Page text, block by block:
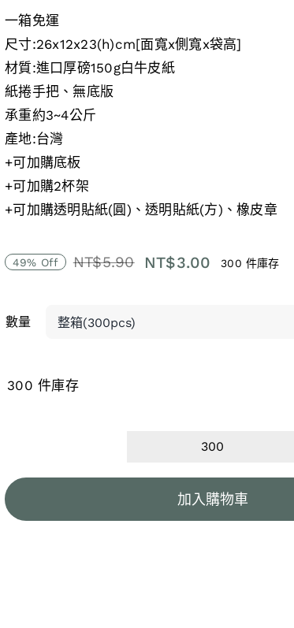
一箱免運
尺寸:26x12x23(h)cm[面寬x側寬x袋高]
材質:進口厚磅150g白牛皮紙
紙捲手把、無底版
承重約3~4公斤
產地:台灣
+可加購底板
+可加購2杯架
+可加購透明貼紙(圓)、透明貼紙(方)、橡皮章
NT$5.90
原
價
NT$3.00
目
價
49% Off 300 件庫存
數量
300 件庫存
加入購物車